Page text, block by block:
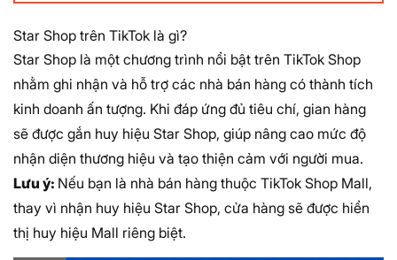
Star Shop trên TikTok là gì?
Star Shop là một chương trình nổi bật trên TikTok Shop
nhằm ghi nhận và hỗ trợ các nhà bán hàng có thành tích
kinh doanh ấn tượng. Khi đáp ứng đủ tiêu chí, gian hàng
sẽ được gắn huy hiệu Star Shop, giúp nâng cao mức độ
nhận diện thương hiệu và tạo thiện cảm với người mua.
Lưu ý: Nếu bạn là nhà bán hàng thuộc TikTok Shop Mall,
thay vì nhận huy hiệu Star Shop, cửa hàng sẽ được hiển
thị huy hiệu Mall riêng biệt.